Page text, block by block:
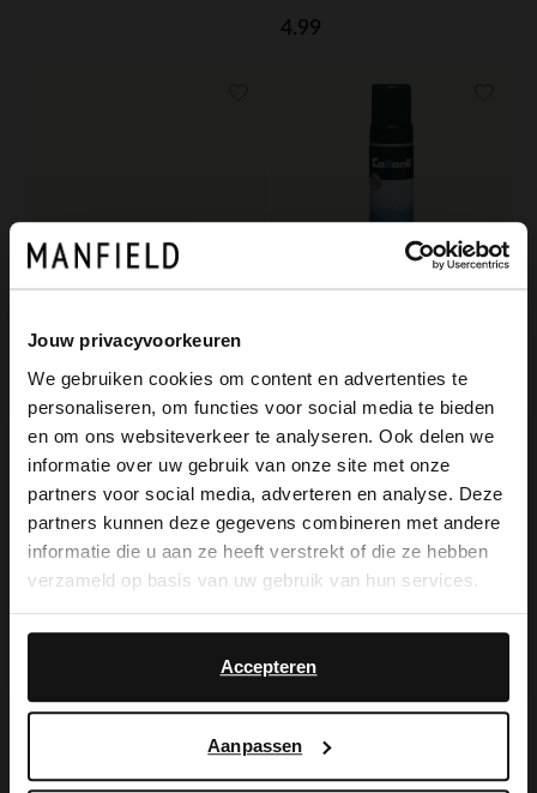
Jouw privacyvoorkeuren
We gebruiken cookies om content en advertenties te
personaliseren, om functies voor social media te bieden
en om ons websiteverkeer te analyseren. Ook delen we
informatie over uw gebruik van onze site met onze
partners voor social media, adverteren en analyse. Deze
partners kunnen deze gegevens combineren met andere
informatie die u aan ze heeft verstrekt of die ze hebben
verzameld op basis van uw gebruik van hun services.
Accepteren
Aanpassen
4.99
Manfield
Veloursleder-/Nubukleder-Bürste
4.99
×
View this website in English?
It looks like your language isn't Dutch. Would
you like to switch to English?
English